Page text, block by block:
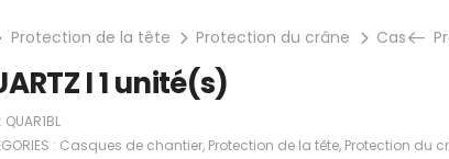
Protection de la tête Protection du crâne
I 1 unité(s)
QUAR1BL
: Casques de chantier, Protection de la tête, Protection du